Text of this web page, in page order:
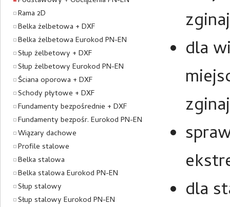
Rama 2D
Belka żelbetowa + DXF
Belka żelbetowa Eurokod PN-EN
Słup żelbetowy + DXF
Słup żelbetowy Eurokod PN-EN
Ściana oporowa + DXF
Schody płytowe + DXF
Fundamenty bezpośrednie + DXF
Fundamenty bezpośr. Eurokod PN-EN
Wiązary dachowe
Profile stalowe
Belka stalowa
Belka stalowa Eurokod PN-EN
Słup stalowy
Słup stalowy Eurokod PN-EN
dla
dla